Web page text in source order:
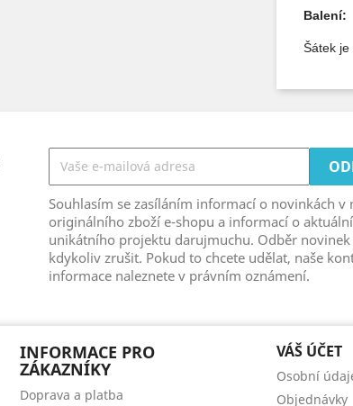
Balení:
Šátek je
Souhlasím se zasíláním informací o novinkách v
originálního zboží e-shopu a informací o
unikátního projektu darujmuchu. Odběr novinek
kdykoliv zrušit. Pokud to chcete udělat, naše
informace naleznete v právním oznámení.
INFORMACE PRO
ZÁKAZNÍKY
Doprava a platba
VÁŠ ÚČET
Osobní
Objednávky